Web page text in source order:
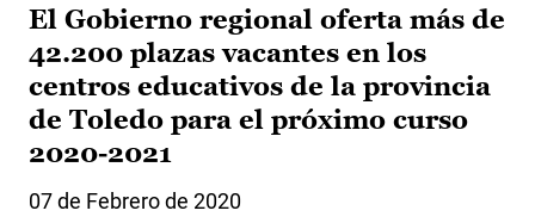
El Gobierno regional oferta más de
42.200 plazas vacantes en los
centros educativos de la provincia
de Toledo para el próximo curso
2020-2021
07 de Febrero de 2020